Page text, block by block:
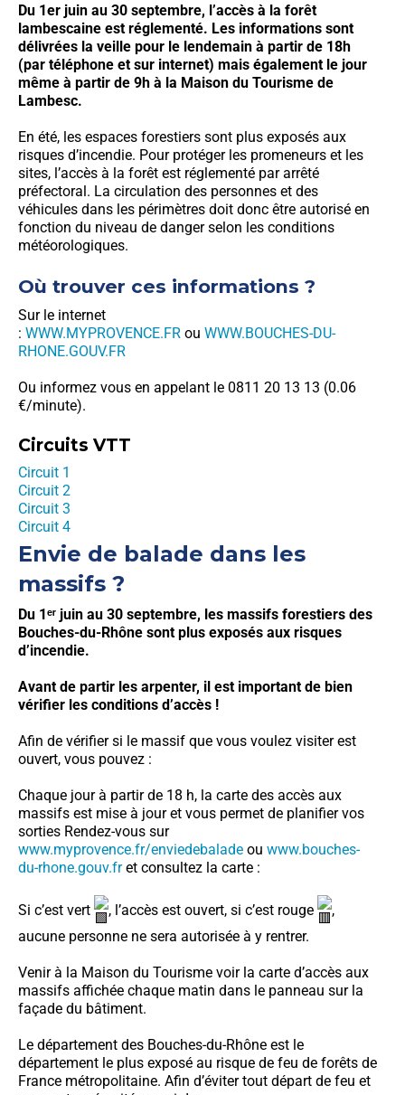
Du 1er juin au 30 septembre, l’accès à la forêt
lambescaine est réglementé. Les informations sont
délivrées la veille pour le lendemain à partir de 18h
(par téléphone et sur internet) mais également le jour
même à partir de 9h à la Maison du Tourisme de
Lambesc.
En été, les espaces forestiers sont plus exposés aux
risques d’incendie. Pour protéger les promeneurs et les
sites, l’accès à la forêt est réglementé par arrêté
préfectoral. La circulation des personnes et des
véhicules dans les périmètres doit donc être autorisé en
fonction du niveau de danger selon les conditions
météorologiques.
Où trouver ces informations ?
Sur le internet
: WWW.MYPROVENCE.FR ou WWW.BOUCHES-DU-
RHONE.GOUV.FR
Ou informez vous en appelant le 0811 20 13 13 (0.06
€/minute).
Circuits VTT
Circuit 1
Circuit 2
Circuit 3
Circuit 4
Envie de balade dans les
massifs ?
Du 1ᵉʳ juin au 30 septembre, les massifs forestiers des
Bouches-du-Rhône sont plus exposés aux risques
d’incendie.
Avant de partir les arpenter, il est important de bien
vérifier les conditions d’accès !
Afin de vérifier si le massif que vous voulez visiter est
ouvert, vous pouvez :
Chaque jour à partir de 18 h, la carte des accès aux
massifs est mise à jour et vous permet de planifier vos
sorties Rendez-vous sur
www.myprovence.fr/enviedebalade ou www.bouches-
du-rhone.gouv.fret consultez la carte :
Si c’est vert , l’accès est ouvert, si c’est rouge
,
aucune personne ne sera autorisée à y rentrer.
Venir à la Maison du Tourisme voir la carte d’accès aux
massifs affichée chaque matin dans le panneau sur la
façade du bâtiment.
Le département des Bouches-du-Rhône est le
département le plus exposé au risque de feu de forêts de
France métropolitaine. Afin d’éviter tout départ de feu et